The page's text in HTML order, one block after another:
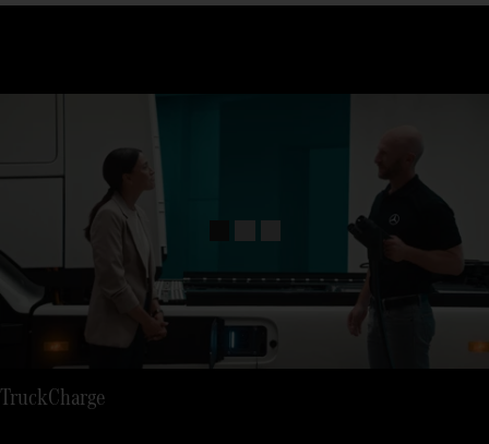
TruckCharge